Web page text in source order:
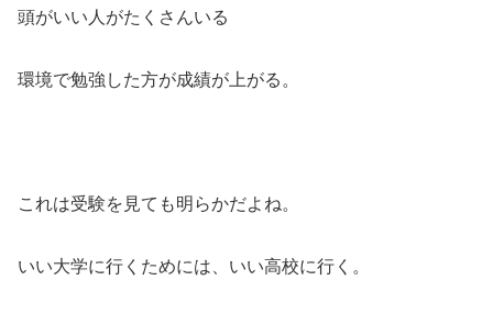
頭がいい人がたくさんいる
環境で勉強した方が成績が上がる。
これは受験を見ても明らかだよね。
いい大学に行くためには、いい高校に行く。